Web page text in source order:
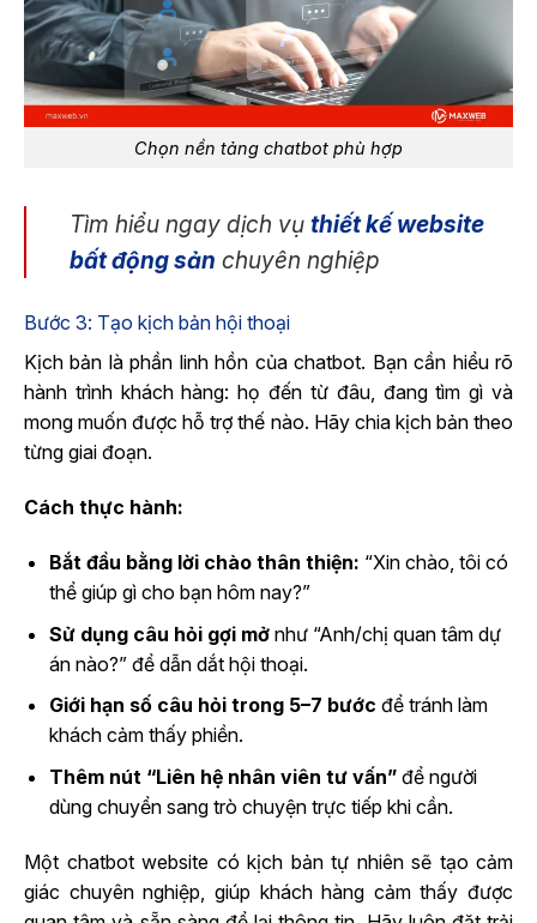
Chọn nền tảng chatbot phù hợp
Tìm hiểu ngay dịch vụ thiết kế website
bất động sản chuyên nghiệp
Bước 3: Tạo kịch bản hội thoại
Kịch bản là phần linh hồn của chatbot. Bạn cần hiểu rõ
hành trình khách hàng: họ đến từ đâu, đang tìm gì và
mong muốn được hỗ trợ thế nào. Hãy chia kịch bản theo
từng giai đoạn.
Cách thực hành:
Bắt đầu bằng lời chào thân thiện: “Xin chào, tôi có
thể giúp gì cho bạn hôm nay?”
Sử dụng câu hỏi gợi mởnhư “Anh/chị quan tâm dự
án nào?” để dẫn dắt hội thoại.
Giới hạn số câu hỏi trong 5–7 bước để tránh làm
khách cảm thấy phiền.
Thêm nút “Liên hệ nhân viên tư vấn”để người
dùng chuyển sang trò chuyện trực tiếp khi cần.
Một chatbot website có kịch bản tự nhiên sẽ tạo cảm
giác chuyên nghiệp, giúp khách hàng cảm thấy được